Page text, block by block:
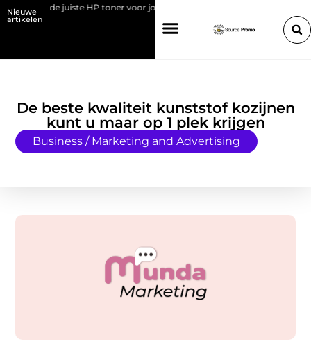
Nieuwe
artikelen
Kies de juiste HP toner voor jouw printer
De beste kwaliteit kunststof kozijnen
kunt u maar op 1 plek krijgen
Business / Marketing and Advertising